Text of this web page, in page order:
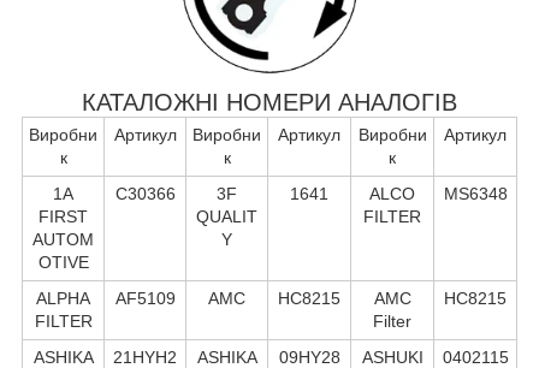
КАТАЛОЖНІ НОМЕРИ АНАЛОГІВ
Виробни
к
Артикул
Виробни
к
Артикул
Виробни
к
Артикул
1A
FIRST
AUTOM
OTIVE
C30366
3F
QUALIT
Y
1641
ALCO
FILTER
MS6348
ALPHA
FILTER
AF5109 AMC HC8215
AMC
Filter
HC8215
ASHIKA
21HYH2
ASHIKA 09HY28 ASHUKI
0402115